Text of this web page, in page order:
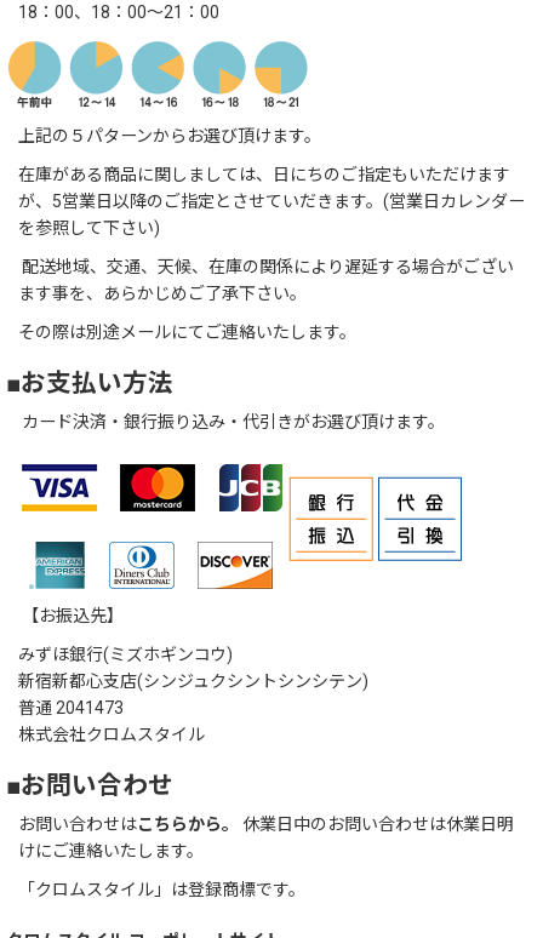
18：00、18：00～21：00
上記の５パターンからお選び頂けます。
在庫がある商品に関しましては、日にちのご指定もいただけます
が、5営業日以降のご指定とさせていだきます。(営業日カレンダー
を参照して下さい)
配送地域、交通、天候、在庫の関係により遅延する場合がござい
ます事を、あらかじめご了承下さい。
その際は別途メールにてご連絡いたします。
■お支払い方法
カード決済・銀行振り込み・代引きがお選び頂けます。
【お振込先】
みずほ銀行(ミズホギンコウ)
新宿新都心支店(シンジュクシントシンシテン)
普通 2041473
株式会社クロムスタイル
■お問い合わせ
お問い合わせはこちらから。
休業日中のお問い合わせは休業日明
けにご連絡いたします。
「クロムスタイル」は登録商標です。